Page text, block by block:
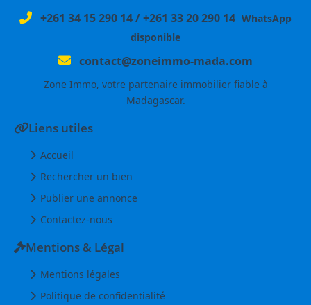
+261 34 15 290 14/+261 33 20 290 14 WhatsApp
disponible
contact@zoneimmo-mada.com
Zone Immo, votre partenaire immobilier fiable à
Madagascar.
Liens utiles
Accueil
Rechercher un bien
Publier une annonce
Contactez-nous
Mentions & Légal
Mentions légales
Politique de confidentialité